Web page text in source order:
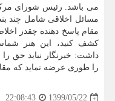
می باشد. رئیس شورای
مسائل اخلاقی شامل چند
مقام پاسخ دهنده چقدر
کشف کنید، این هنر
داشت: خبرنگار نباید حق
را طوری عرضه نماید که
1399/05/22
22:08:43